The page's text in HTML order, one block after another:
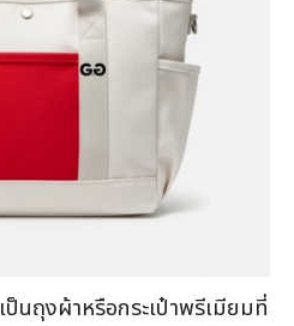
เป็นถุงผ้าหรือกระเป๋าพรีเมียมที่